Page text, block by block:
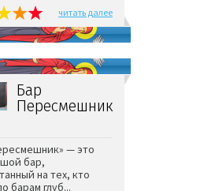
читать далее
Бар
Пересмешник
— это
бар,
на тех, кто
барам глуб...